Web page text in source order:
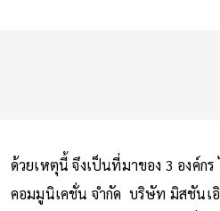
ด้วยเหตุนี้ จึงเป็นที่มาของ 3 องค์ก
คอมมูนิเคชั่น จำกัด บริษัท มิสชันเอิ